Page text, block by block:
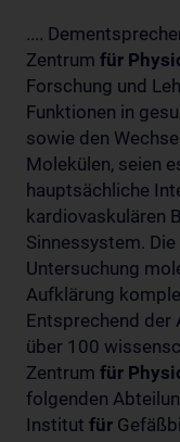
....
Zentrum für
Forschung und
Funktionen in
sowie den
Molekülen, seien
hauptsächliche
kardiovaskulären
Sinnessystem.
Untersuchung
Aufklärung
Entsprechend der
über 100
Zentrum für
folgenden
Institut für